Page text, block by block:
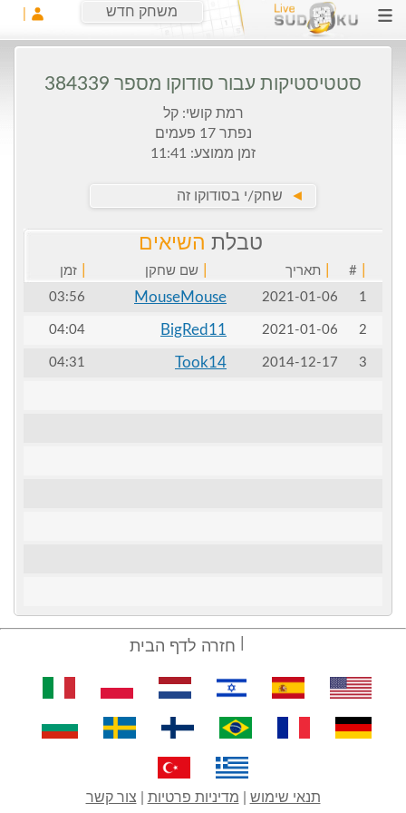
משחק חדש
סטטיסטיקות עבור סודוקו מספר 384339
רמת קושי: קל
נפתר 17 פעמים
זמן ממוצע: 11:41
►שחק/י בסודוקו זה
טבלת השיאים
# תאריך שם שחקן
זמן
1
2021-01-06
MouseMouse
03:56
2
2021-01-06
BigRed11
04:04
3
2014-12-17
Took14
04:31
חזרה לדף הבית
תנאי שימוש| מדיניות פרטיות| צור קשר